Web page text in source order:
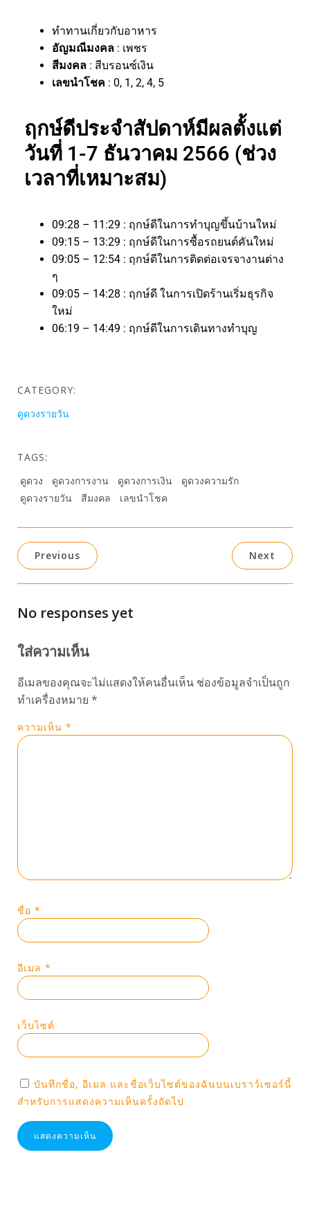
ทำทานเกี่ยวกับอาหาร
อัญมณีมงคล : เพชร
สีมงคล : สีบรอนซ์เงิน
เลขนำโชค : 0, 1, 2, 4, 5
ฤกษ์ดีประจำสัปดาห์มีผลตั้งแต่
วันที่ 1-7 ธันวาคม 2566 (ช่วง
เวลาที่เหมาะสม)
09:28 – 11:29 : ฤกษ์ดีในการทำบุญขึ้นบ้านใหม่
09:15 – 13:29 : ฤกษ์ดีในการซื้อรถยนต์คันใหม่
09:05 – 12:54 : ฤกษ์ดีในการติดต่อเจรจางานต่าง
ๆ
09:05 – 14:28 : ฤกษ์ดี ในการเปิดร้านเริ่มธุรกิจ
ใหม่
06:19 – 14:49 : ฤกษ์ดีในการเดินทางทำบุญ
CATEGORY:
ดูดวงรายวัน
TAGS:
ดูดวง
ดูดวงการงาน ดูดวงการเงิน
ดูดวงความรัก
ดูดวงรายวัน
สีมงคล เลขนำโชค
Previous Next
No responses yet
ใส่ความเห็น
อีเมลของคุณจะไม่แสดงให้คนอื่นเห็น ช่องข้อมูลจำเป็นถูก
ทำเครื่องหมาย *
ความเห็น *
ชื่อ *
อีเมล *
เว็บไซต์
บันทึกชื่อ, อีเมล และชื่อเว็บไซต์ของฉันบนเบราว์เซอร์นี้
สำหรับการแสดงความเห็นครั้งถัดไป